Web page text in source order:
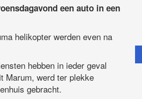
een auto in een
helikopter werden even na
hebben in ieder geval
Marum, werd ter plekke
gebracht.